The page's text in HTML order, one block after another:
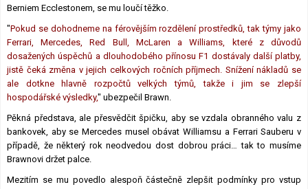
Berniem Ecclestonem, se mu loučí těžko.
"Pokud se dohodneme na férovějším rozdělení prostředků, tak týmy jako
Ferrari, Mercedes, Red Bull, McLaren a Williams, které z důvodů
dosažených úspěchů a dlouhodobého přínosu F1 dostávaly další platby,
jistě čeká změna v jejich celkových ročních příjmech. Snížení nákladů se
ale dotkne hlavně rozpočtů velkých týmů, takže i jim se zlepší
hospodářské výsledky," ubezpečil Brawn.
Pěkná představa, ale přesvědčit špičku, aby se vzdala obranného valu z
bankovek, aby se Mercedes musel obávat Williamsu a Ferrari Sauberu v
případě, že některý rok neodvedou dost dobrou práci… tak to musíme
Brawnovi držet palce.
Mezitím se mu povedlo alespoň částečně zlepšit podmínky pro vstup